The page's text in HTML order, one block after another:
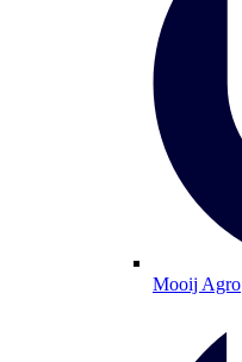
Mooij Agro